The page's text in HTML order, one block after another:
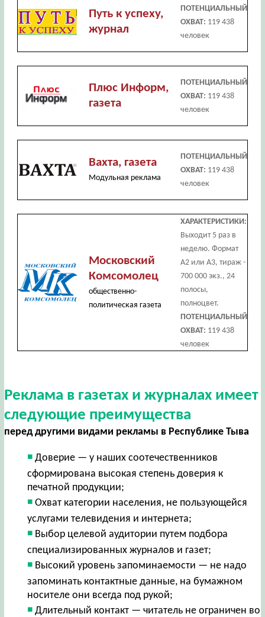
Путь к успеху,
журнал
ПОТЕНЦИАЛЬНЫЙ
ОХВАТ: 119 438
человек
Плюс Информ,
газета
ПОТЕНЦИАЛЬНЫЙ
ОХВАТ: 119 438
человек
Вахта, газета
Модульная реклама
ПОТЕНЦИАЛЬНЫЙ
ОХВАТ: 119 438
человек
Московский
Комсомолец
общественно-
политическая газета
ХАРАКТЕРИСТИКИ:
Выходит 5 раз в
неделю. Формат
А2 или А3, тираж -
700 000 экз., 24
полосы,
полноцвет.
ПОТЕНЦИАЛЬНЫЙ
ОХВАТ: 119 438
человек
Реклама в газетах и журналах имеет
следующие преимущества
перед другими видами рекламы в Республике Тыва
Доверие — у наших соотечественников
сформирована высокая степень доверия к
печатной продукции;
Охват категории населения, не пользующейся
услугами телевидения и интернета;
Выбор целевой аудитории путем подбора
специализированных журналов и газет;
Высокий уровень запоминаемости — не надо
запоминать контактные данные, на бумажном
носителе они всегда под рукой;
Длительный контакт — читатель не ограничен во